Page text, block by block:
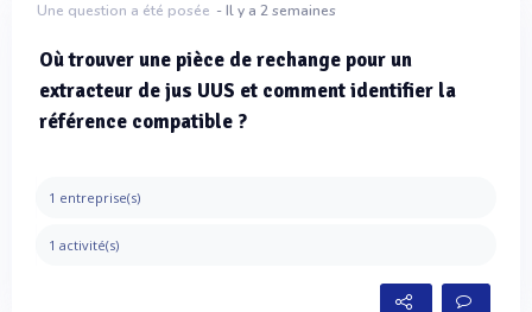
Une question a été posée - Il y a 2 semaines
Où trouver une pièce de rechange pour un
extracteur de jus UUS et comment identifier la
référence compatible ?
1 entreprise(s)
1 activité(s)